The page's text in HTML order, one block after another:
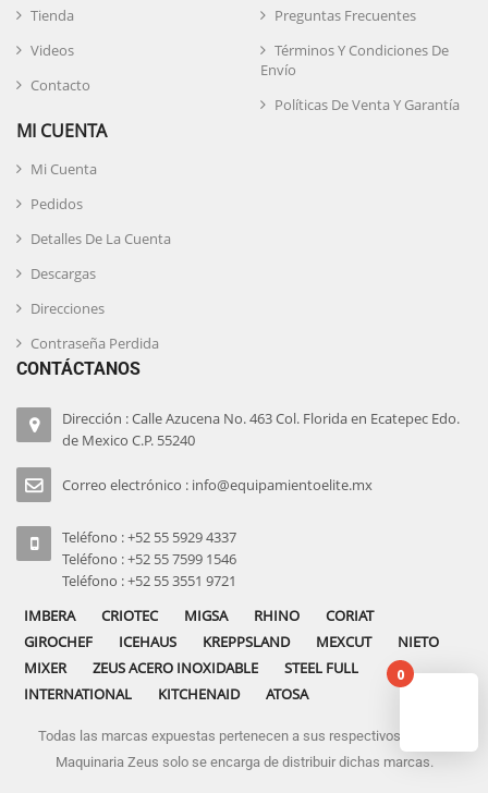
Tienda
Videos
Contacto
Preguntas Frecuentes
Términos Y Condiciones De
Envío
Políticas De Venta Y Garantía
MI CUENTA
Mi Cuenta
Pedidos
Detalles De La Cuenta
Descargas
Direcciones
Contraseña Perdida
CONTÁCTANOS
Dirección : Calle Azucena No. 463 Col. Florida en Ecatepec Edo.
de Mexico C.P. 55240
Correo electrónico : info@equipamientoelite.mx
Teléfono : +52 55 5929 4337
Teléfono : +52 55 7599 1546
Teléfono : +52 55 3551 9721
IMBERA
CRIOTEC MIGSA RHINO
CORIAT
GIROCHEF
ICEHAUS KREPPSLAND MEXCUT
NIETO
MIXER
ZEUS ACERO INOXIDABLE
STEEL FULL
INTERNATIONAL
KITCHENAID ATOSA
Todas las marcas expuestas pertenecen a sus respectivos dueños
Maquinaria Zeus solo se encarga de distribuir dichas marcas.
0